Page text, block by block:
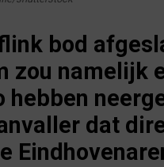
bod
zou namelijk
hebben
dat